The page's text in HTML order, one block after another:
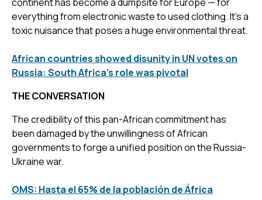
everything from electronic waste to used clothing. It's a
toxic nuisance that poses a huge environmental threat.
African countries showed disunity in UN votes on
Russia: South Africa’s role was pivotal
THE CONVERSATION
The credibility of this pan-African commitment has
been damaged by the unwillingness of African
governments to forge a unified position on the Russia-
Ukraine war.
OMS: Hasta el 65% de la población de África